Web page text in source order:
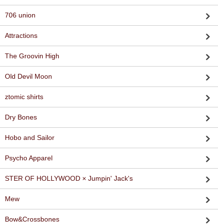
706 union
Attractions
The Groovin High
Old Devil Moon
ztomic shirts
Dry Bones
Hobo and Sailor
Psycho Apparel
STER OF HOLLYWOOD × Jumpin' Jack's
Mew
Bow&Crossbones